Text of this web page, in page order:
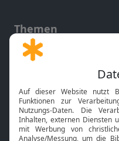
Themen
Gott und Bibel erklärt
Neuigkeiten